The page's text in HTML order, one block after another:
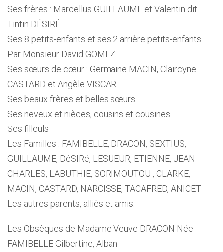
Ses frères : Marcellus GUILLAUME et Valentin dit
Tintin DÉSIRÉ
Ses 8 petits-enfants et ses 2 arrière petits-enfants
Par Monsieur David GOMEZ
Ses sœurs de cœur : Germaine MACIN, Claircyne
CASTARD et Angèle VISCAR
Ses beaux frères et belles sœurs
Ses neveux et nièces, cousins et cousines
Ses filleuls
Les Familles : FAMIBELLE, DRACON, SEXTIUS,
GUILLAUME, DéSIRé, LESUEUR, ETIENNE, JEAN-
CHARLES, LABUTHIE, SORIMOUTOU , CLARKE,
MACIN, CASTARD, NARCISSE, TACAFRED, ANICET
Les autres parents, alliès et amis.
Les Obsèques de Madame Veuve DRACON Née
FAMIBELLE Gilbertine, Alban